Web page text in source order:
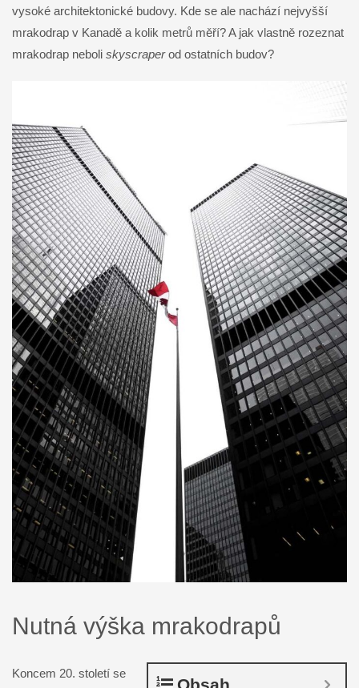
vysoké architektonické budovy. Kde se ale nachází nejvyšší
mrakodrap v Kanadě a kolik metrů měří? A jak vlastně rozeznat
mrakodrap neboli skyscraperod ostatních budov?
Nutná výška mrakodrapů
Koncem 20. století se